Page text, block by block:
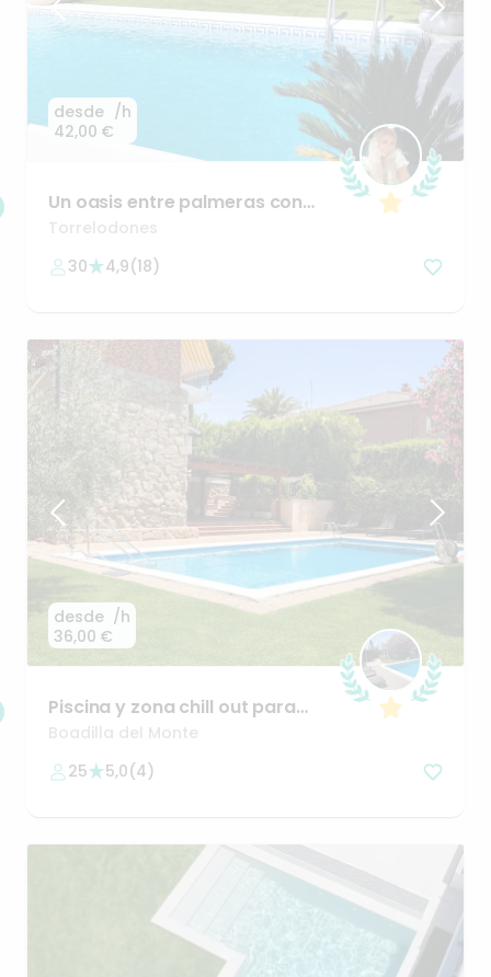
desde
42,00 €
/h
Un oasis entre palmeras con
vistas
a Madrid
Torrelodones
30
4,9(18)
desde
36,00 €
/h
Piscina y zona chill out para
reunionesy celebraciones
Boadilla del Monte
25
5,0(4)